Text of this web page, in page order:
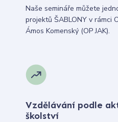
Naše semináře můžete
projektů ŠABLONY v rámci
Ámos Komenský (OP JAK).
Vzdělávání podle
školství